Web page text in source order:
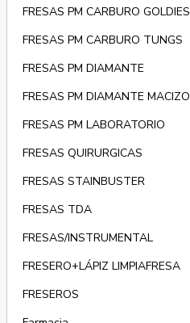
FRESAS PM CARBURO GOLDIES
FRESAS PM CARBURO TUNGS
FRESAS PM DIAMANTE
FRESAS PM DIAMANTE MACIZO
FRESAS PM LABORATORIO
FRESAS QUIRURGICAS
FRESAS STAINBUSTER
FRESAS TDA
FRESAS/INSTRUMENTAL
FRESERO+LÁPIZ LIMPIAFRESA
FRESEROS